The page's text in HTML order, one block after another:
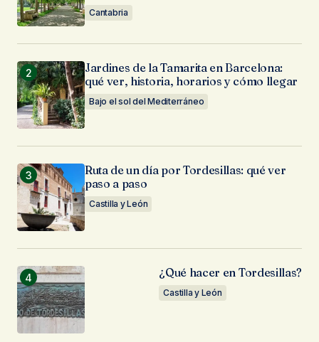
Cantabria
Jardines de la Tamarita en Barcelona:
qué ver, historia, horarios y cómo llegar
Bajo el sol del Mediterráneo
Ruta de un día por Tordesillas: qué ver
paso a paso
Castilla y León
¿Qué hacer en Tordesillas?
Castilla y León